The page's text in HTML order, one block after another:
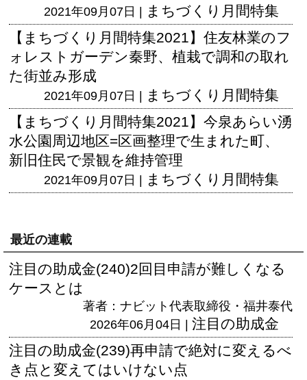
2021年09月07日 | まちづくり月間特集
【まちづくり月間特集2021】住友林業のフ
ォレストガーデン秦野、植栽で調和の取れ
た街並み形成
2021年09月07日 | まちづくり月間特集
【まちづくり月間特集2021】今泉あらい湧
水公園周辺地区=区画整理で生まれた町、
新旧住民で景観を維持管理
2021年09月07日 | まちづくり月間特集
最近の連載
注目の助成金(240)2回目申請が難しくなる
ケースとは
著者：ナビット代表取締役・福井泰代
2026年06月04日 | 注目の助成金
注目の助成金(239)再申請で絶対に変えるべ
き点と変えてはいけない点